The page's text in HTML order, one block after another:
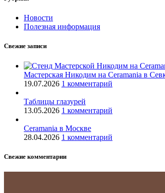
Новости
Полезная информация
Свежие записи
Мастерская Никодим на Ceramania в
19.07.2026 1 комментарий
Таблицы глазурей
13.05.2026 1 комментарий
Ceramania в Москве
28.04.2026 1 комментарий
Свежие комментарии